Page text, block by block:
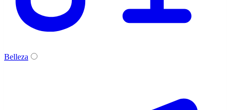
Belleza